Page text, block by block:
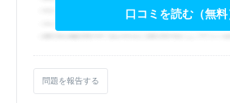
口コミを読む（無料
問題を報告する